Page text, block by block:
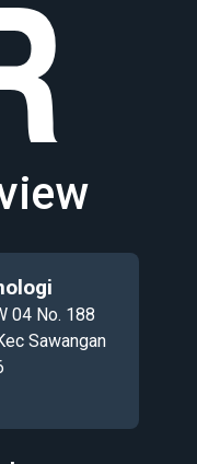
04 No. 188
Sawangan